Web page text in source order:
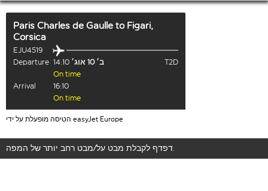
Paris Charles de Gaulle to Figari,
Corsica
EJU4519
Departure 14:10 ב׳ 10 אוג׳
T2D
On time
Arrival
16:10
On time
הטיסה מופעלת על ידי easyJet Europe
דפדף לקבלת מבט על/מבט רחב יותר של המפה.